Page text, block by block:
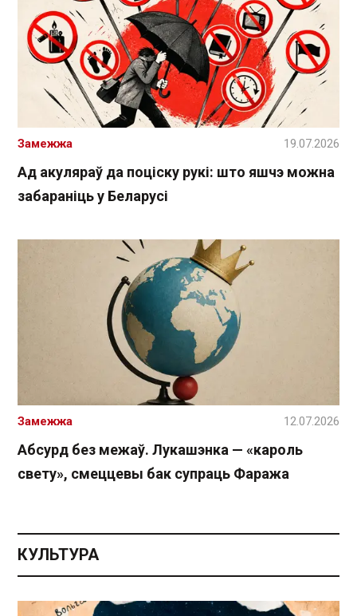
Ад акуляраў да поціску рукі: што яшчэ можна
забараніць у Беларусі
Замежжа 19.07.2026
Абсурд без межаў. Лукашэнка — «кароль
свету», смеццевы бак супраць Фаража
Замежжа 12.07.2026
КУЛЬТУРА